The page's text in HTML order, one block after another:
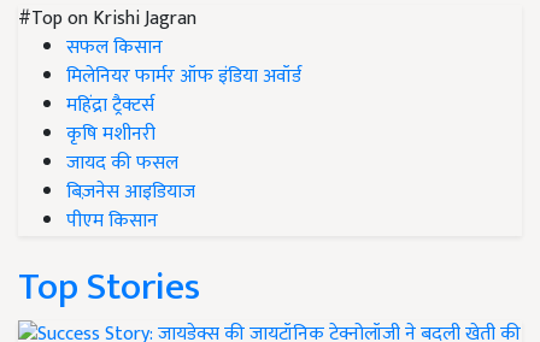
#Top on Krishi Jagran
सफल किसान
मिलेनियर फार्मर ऑफ इंडिया अवॉर्ड
महिंद्रा ट्रैक्टर्स
कृषि मशीनरी
जायद की फसल
बिज़नेस आइडियाज
पीएम किसान
Top Stories